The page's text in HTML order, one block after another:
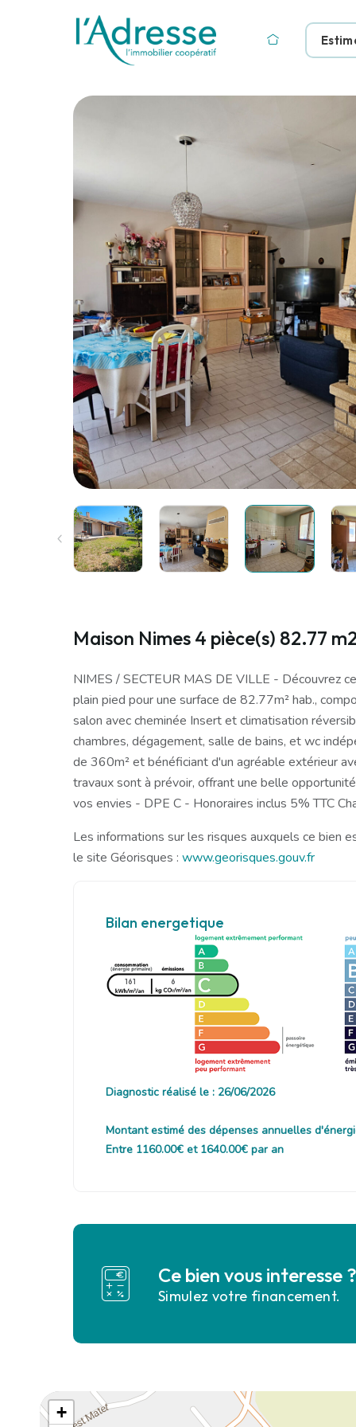
Maison Nimes 4 pièce(s) 82.77
NIMES / SECTEUR MAS DE VILLE - Découvrez
plain pied pour une surface de 82.77m² hab.,
salon avec cheminée Insert et climatisation
chambres, dégagement, salle de bains, et wc
de 360m² et bénéficiant d'un agréable extérieur
travaux sont à prévoir, offrant une belle
vos envies - DPE C - Honoraires inclus 5% TTC
Les informations sur les risques auxquels ce bien
le site Géorisques : www.georisques.gouv.fr
Bilan energetique
161 6
Diagnostic réalisé le : 26/06/2026
Montant estimé des dépenses annuelles
Entre 1160.00€ et 1640.00€ par an
Ce bien vous interesse ?
Simulez votre financement.
+